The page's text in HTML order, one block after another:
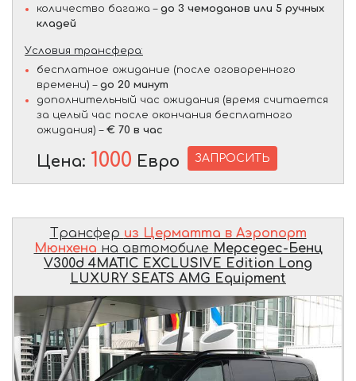
количество багажа – до 3 чемоданов или 5 ручных
кладей
Условия трансфера:
бесплатное ожидание (после оговоренного
времени) – до 20 минут
дополнительный час ожидания (время считается
за целый час после окончания бесплатного
ожидания) – € 70 в час
Цена: 1000 Евро ЗАПРОСИТЬ
Трансфер из Церматта в Аэропорт
Мюнхена на автомобиле Мерседес-Бенц
V300d 4MATIC EXCLUSIVE Edition Long
LUXURY SEATS AMG Equipment